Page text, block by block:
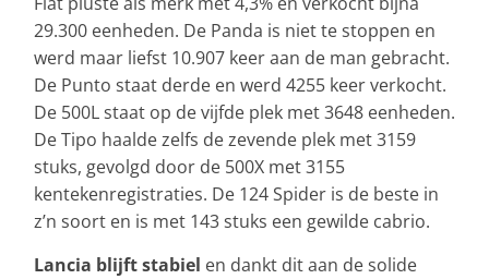
29.300 eenheden. De Panda is niet te stoppen en
werd maar liefst 10.907 keer aan de man gebracht.
De Punto staat derde en werd 4255 keer verkocht.
De 500L staat op de vijfde plek met 3648 eenheden.
De Tipo haalde zelfs de zevende plek met 3159
stuks, gevolgd door de 500X met 3155
kentekenregistraties. De 124 Spider is de beste in
z’n soort en is met 143 stuks een gewilde cabrio.
Lancia blijft stabiel en dankt dit aan de solide